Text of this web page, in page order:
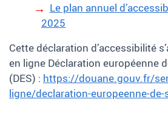
Le plan annuel
2025
Cette déclaration d’accessibilité
en ligne Déclaration européenne
(DES) : https://douane.gouv.fr/
ligne/declaration-europeenne-de-